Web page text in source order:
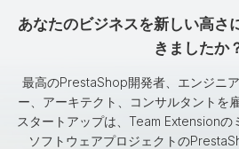
あなたのビジネスを新しい高さ
きましたか
最高のPrestaShop開発者、エンジニ
ー、アーキテクト、コンサルタントを
スタートアップは、Team Extensionの
ソフトウェアプロジェクトの